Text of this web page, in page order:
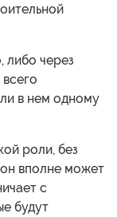
либо через
в нем одному
роли, без
вполне может
с
будут